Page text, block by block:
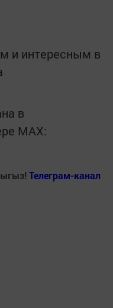
и интересным в
в
MАХ:
Телеграм-канал